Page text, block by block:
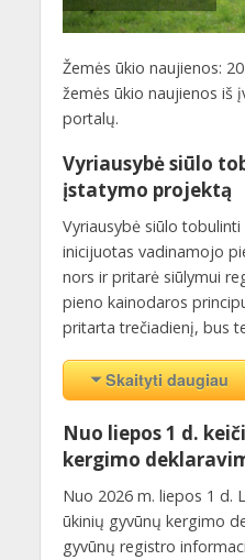
Žemės ūkio naujienos:
žemės ūkio naujienos iš
portalų.
Vyriausybė siūlo
įstatymo projektą
Vyriausybė siūlo
inicijuotas vadinamojo
nors ir pritarė siūlymui
pieno kainodaros
pritarta trečiadienį, bus
Skaityti daugiau
Nuo liepos 1 d.
kergimo
Nuo 2026 m. liepos 1 d.
ūkinių gyvūnų kergimo
gyvūnų registro